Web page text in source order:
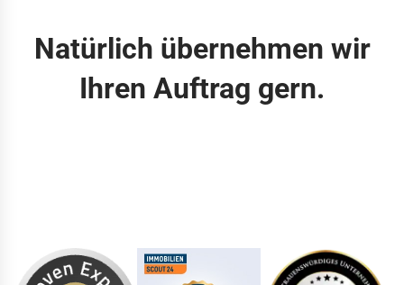
Natürlich übernehmen wir
Ihren Auftrag gern.